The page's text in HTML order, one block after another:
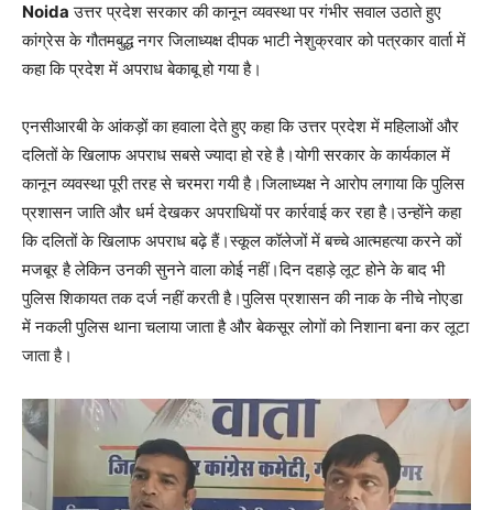
Noida उत्तर प्रदेश सरकार की कानून व्यवस्था पर गंभीर सवाल उठाते हुए
कांग्रेस के गौतमबुद्ध नगर जिलाध्यक्ष दीपक भाटी नेशुक्रवार को पत्रकार वार्ता में
कहा कि प्रदेश में अपराध बेकाबू हो गया है।
एनसीआरबी के आंकड़ों का हवाला देते हुए कहा कि उत्तर प्रदेश में महिलाओं और
दलितों के खिलाफ अपराध सबसे ज्यादा हो रहे है।योगी सरकार के कार्यकाल में
कानून व्यवस्था पूरी तरह से चरमरा गयी है।जिलाध्यक्ष ने आरोप लगाया कि पुलिस
प्रशासन जाति और धर्म देखकर अपराधियों पर कार्रवाई कर रहा है।उन्होंने कहा
कि दलितों के खिलाफ अपराध बढ़े हैं।स्कूल कॉलेजों में बच्चे आत्महत्या करने कों
मजबूर है लेकिन उनकी सुनने वाला कोई नहीं।दिन दहाड़े लूट होने के बाद भी
पुलिस शिकायत तक दर्ज नहीं करती है।पुलिस प्रशासन की नाक के नीचे नोएडा
में नकली पुलिस थाना चलाया जाता है और बेकसूर लोगों को निशाना बना कर लूटा
जाता है।